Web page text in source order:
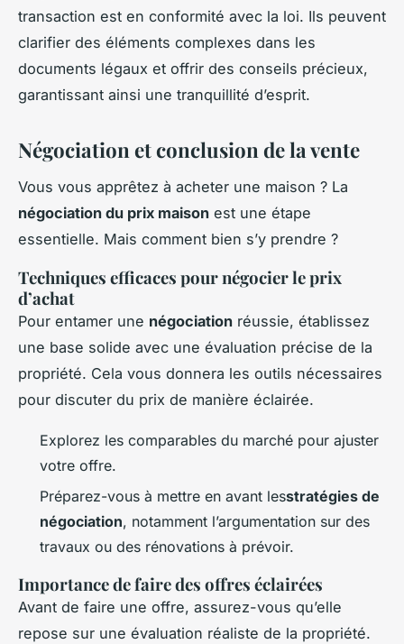
transaction est en conformité avec la loi. Ils peuvent
clarifier des éléments complexes dans les
documents légaux et offrir des conseils précieux,
garantissant ainsi une tranquillité d’esprit.
Négociation et conclusion de la vente
Vous vous apprêtez à acheter une maison ? La
négociation du prix maison est une étape
essentielle. Mais comment bien s’y prendre ?
Techniques efficaces pour négocier le prix
d’achat
Pour entamer une négociation réussie, établissez
une base solide avec une évaluation précise de la
propriété. Cela vous donnera les outils nécessaires
pour discuter du prix de manière éclairée.
Explorez les comparables du marché pour ajuster
votre offre.
Préparez-vous à mettre en avant lesstratégies de
négociation, notamment l’argumentation sur des
travaux ou des rénovations à prévoir.
Importance de faire des offres éclairées
Avant de faire une offre, assurez-vous qu’elle
repose sur une évaluation réaliste de la propriété.